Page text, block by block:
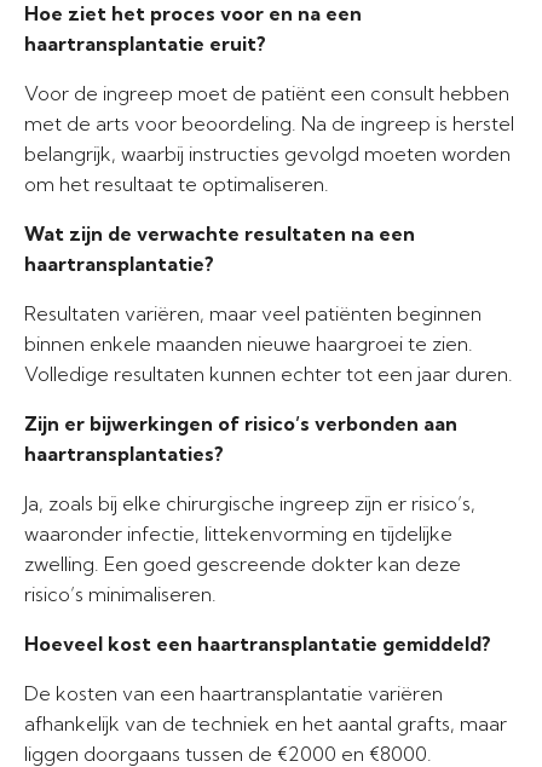
Hoe ziet het proces voor en na een
haartransplantatie eruit?
Voor de ingreep moet de patiënt een consult hebben
met de arts voor beoordeling. Na de ingreep is herstel
belangrijk, waarbij instructies gevolgd moeten worden
om het resultaat te optimaliseren.
Wat zijn de verwachte resultaten na een
haartransplantatie?
Resultaten variëren, maar veel patiënten beginnen
binnen enkele maanden nieuwe haargroei te zien.
Volledige resultaten kunnen echter tot een jaar duren.
Zijn er bijwerkingen of risico’s verbonden aan
haartransplantaties?
Ja, zoals bij elke chirurgische ingreep zijn er risico’s,
waaronder infectie, littekenvorming en tijdelijke
zwelling. Een goed gescreende dokter kan deze
risico’s minimaliseren.
Hoeveel kost een haartransplantatie gemiddeld?
De kosten van een haartransplantatie variëren
afhankelijk van de techniek en het aantal grafts, maar
liggen doorgaans tussen de €2000 en €8000.